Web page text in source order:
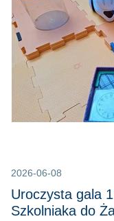
2026-06-08
Uroczysta gala
Szkolniaka do